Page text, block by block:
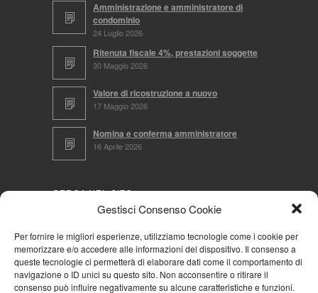
Gestisci Consenso Cookie
Per fornire le migliori esperienze, utilizziamo tecnologie come i cookie per
memorizzare e/o accedere alle informazioni del dispositivo. Il consenso a
queste tecnologie ci permetterà di elaborare dati come il comportamento di
navigazione o ID unici su questo sito. Non acconsentire o ritirare il
consenso può influire negativamente su alcune caratteristiche e funzioni.
Amministrazione e amministratore di
condominio
24 Luglio 2026
Ritenuta fiscale 4%, prestazioni soggette
30 Maggio 2026
Valore di ricostruzione a nuovo
17 Maggio 2026
Nomina e conferma amministratore
16 Aprile 2026
CERCA NEL SITO
NAVIGA PER
Mappa completa